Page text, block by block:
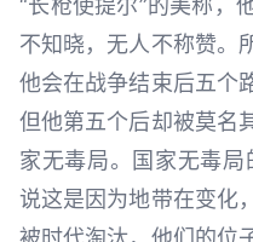
“长枪使提尔”的美称，
不知晓，无人不称赞。
他会在战争结束后五个
但他第五个后却被莫名
家无毒局。国家无毒局
说这是因为地带在变化